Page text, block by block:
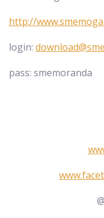
http://
login:
pass: smemoranda